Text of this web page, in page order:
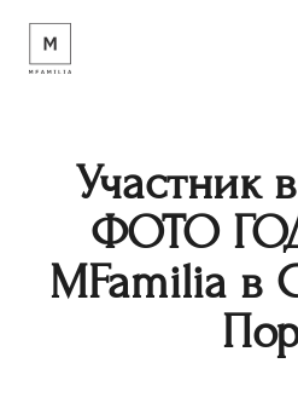
Участник
ФОТО
MFamilia в